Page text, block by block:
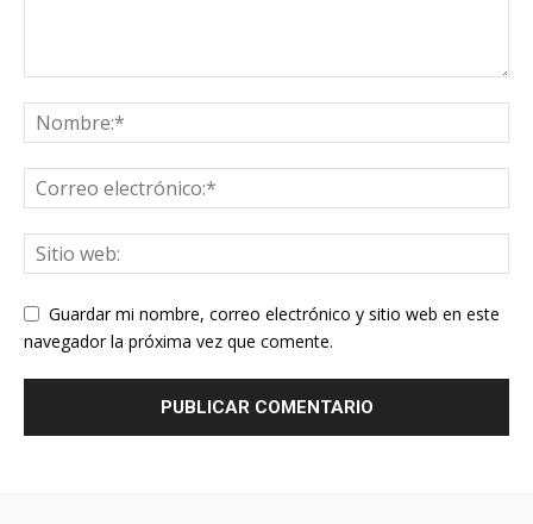
Guardar mi nombre, correo electrónico y sitio web en este
navegador la próxima vez que comente.